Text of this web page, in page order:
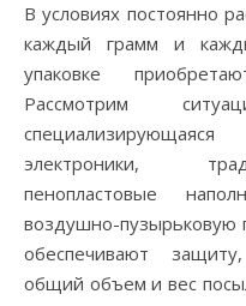
В условиях постоянно
каждый грамм и
упаковке
Рассмотрим
электроники,
пенопластовые
воздушно-пузырьковую
обеспечивают
общий объем и вес